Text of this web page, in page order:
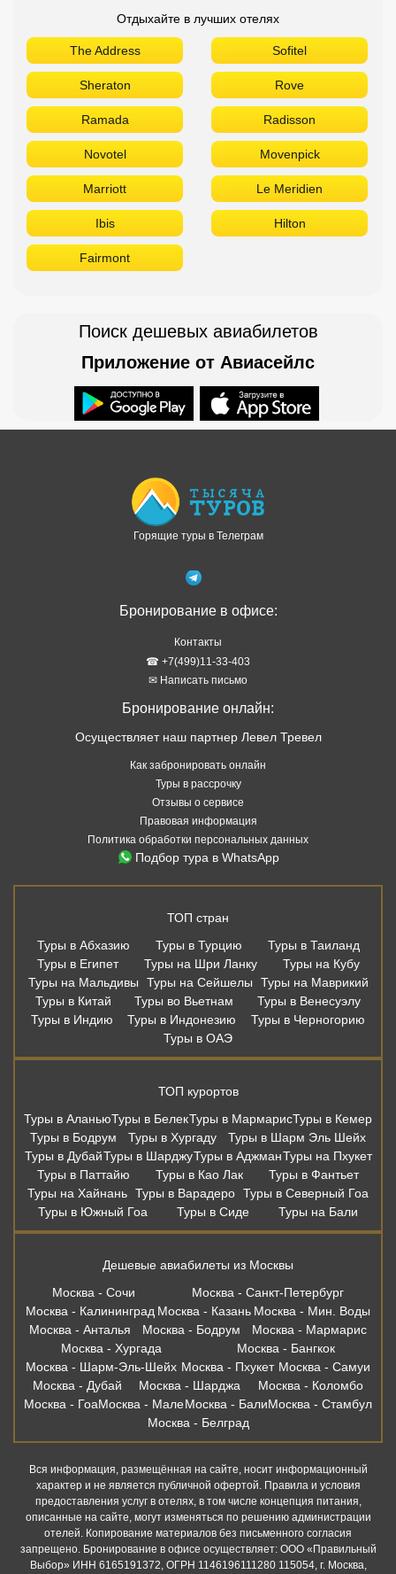
Отдыхайте в лучших отелях
The Address Sofitel
Sheraton Rove
Ramada Radisson
Novotel Movenpick
Marriott Le Meridien
Ibis Hilton
Fairmont
Поиск дешевых авиабилетов
Приложение от Авиасейлс
Горящие туры в Телеграм
Бронирование в офисе:
Контакты
☎ +7(499)11-33-403
✉ Написать письмо
Бронирование онлайн:
Осуществляет наш партнер Левел Тревел
Как забронировать онлайн
Туры в рассрочку
Отзывы о сервисе
Правовая информация
Политика обработки персональных данных
Подбор тура в WhatsApp
ТОП стран
Туры в Абхазию
Туры в Турцию
Туры в Таиланд
Туры в Египет
Туры на Шри Ланку
Туры на Кубу
Туры на Мальдивы
Туры на Сейшелы
Туры на Маврикий
Туры в Китай
Туры во Вьетнам
Туры в Венесуэлу
Туры в Индию
Туры в Индонезию
Туры в Черногорию
Туры в ОАЭ
ТОП курортов
Туры в АланьюТуры в БелекТуры в МармарисТуры в Кемер
Туры в Бодрум
Туры в Хургаду
Туры в Шарм Эль Шейх
Туры в ДубайТуры в ШарджуТуры в АджманТуры на Пхукет
Туры в Паттайю
Туры в Као Лак
Туры в Фантьет
Туры на Хайнань Туры в Варадеро Туры в Северный Гоа
Туры в Южный Гоа
Туры в Сиде Туры на Бали
Дешевые авиабилеты из Москвы
Москва - Сочи
Москва - Санкт-Петербург
Москва - Калининград Москва - Казань Москва - Мин. Воды
Москва - Анталья
Москва - Бодрум
Москва - Мармарис
Москва - Хургада
Москва - Бангкок
Москва - Шарм-Эль-Шейх Москва - Пхукет Москва - Самуи
Москва - Дубай
Москва - Шарджа
Москва - Коломбо
Москва - ГоаМосква - МалеМосква - БалиМосква - Стамбул
Москва - Белград
Вся информация, размещённая на сайте, носит информационный
характер и не является публичной офертой. Правила и условия
предоставления услуг в отелях, в том числе концепция питания,
описанные на сайте, могут изменяться по решению администрации
отелей. Копирование материалов без письменного согласия
запрещено. Бронирование в офисе осуществляет: ООО «Правильный
Выбор» ИНН 6165191372, ОГРН 1146196111280 115054, г. Москва,